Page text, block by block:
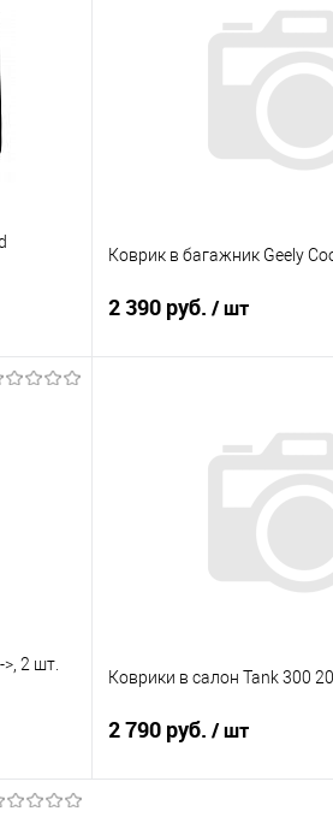
Коврик в багажник Geely
2 390 руб. / шт
Купить в 1 клик
2 шт.
Коврики в салон Tank 300
2 790 руб. / шт